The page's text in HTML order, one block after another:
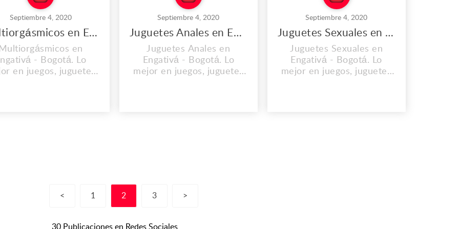
Septiembre 4, 2020
Multiorgásmicos en Engativá
Multiorgásmicos en
- Bogotá. Lo
en juegos, juguetes
Zipacentr...
Septiembre 4, 2020
Juguetes Anales en Engativá
Juguetes Anales en
Engativá - Bogotá. Lo
mejor en juegos, juguetes
Zipacentr...
Septiembre 4, 2020
Juguetes Sexuales en Engativá
Juguetes Sexuales en
Engativá - Bogotá. Lo
mejor en juegos, juguetes
< 1 2 3 >
30 Publicaciones en Redes Sociales